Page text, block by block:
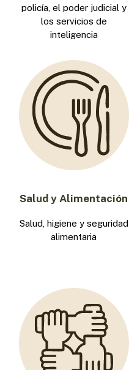
policía, el poder judicial y
los servicios de
inteligencia
Salud y Alimentación
Salud, higiene y seguridad
alimentaria